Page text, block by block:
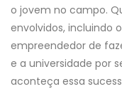
o jovem no campo.
envolvidos, incluindo
empreendedor de
e a universidade por
aconteça essa